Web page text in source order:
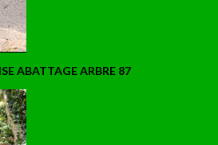
ABATTAGE ARBRE 87